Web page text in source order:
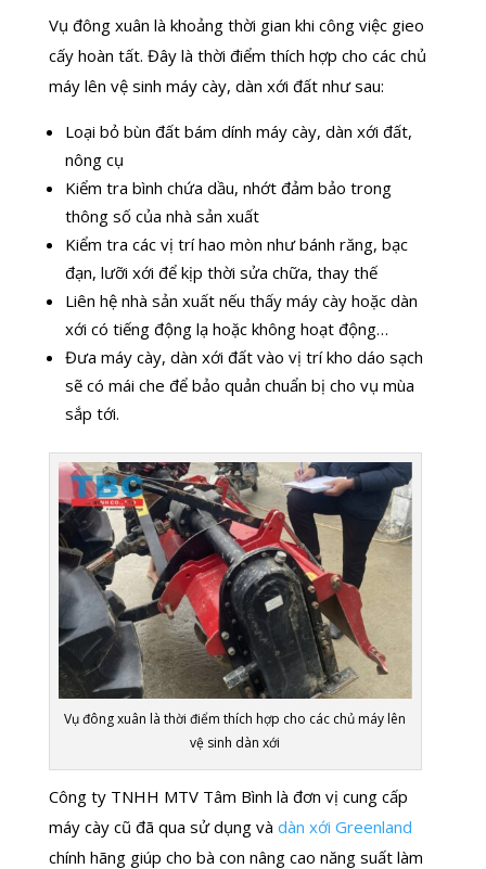
Vụ đông xuân là khoảng thời gian khi công việc gieo
cấy hoàn tất. Đây là thời điểm thích hợp cho các chủ
máy lên vệ sinh máy cày, dàn xới đất như sau:
Loại bỏ bùn đất bám dính máy cày, dàn xới đất,
nông cụ
Kiểm tra bình chứa dầu, nhớt đảm bảo trong
thông số của nhà sản xuất
Kiểm tra các vị trí hao mòn như bánh răng, bạc
đạn, lưỡi xới để kịp thời sửa chữa, thay thế
Liên hệ nhà sản xuất nếu thấy máy cày hoặc dàn
xới có tiếng động lạ hoặc không hoạt động…
Đưa máy cày, dàn xới đất vào vị trí kho dáo sạch
sẽ có mái che để bảo quản chuẩn bị cho vụ mùa
sắp tới.
Vụ đông xuân là thời điểm thích hợp cho các chủ máy lên
vệ sinh dàn xới
Công ty TNHH MTV Tâm Bình là đơn vị cung cấp
máy cày cũ đã qua sử dụng và dàn xới Greenland
chính hãng giúp cho bà con nâng cao năng suất làm